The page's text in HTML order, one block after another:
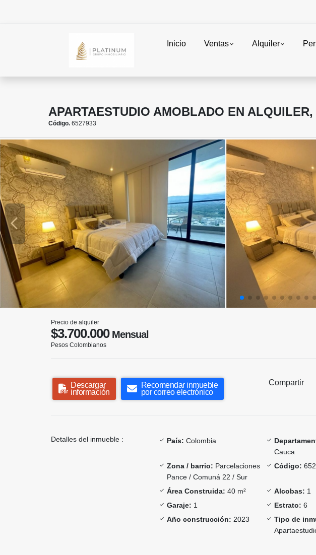
Inicio Ventas Alquiler
APARTAESTUDIO AMOBLADO EN
Código. 6527933
Precio de alquiler
$3.700.000Mensual
Pesos Colombianos
Descargar
información
Recomendar inmueble
por correo electrónico
Compartir
Detalles del inmueble : País: Colombia
Cauca
Zona / barrio: Parcelaciones
Pance / Comuná 22 / Sur
Código:
Área Construida: 40 m² Alcobas: 1
Garaje: 1 Estrato: 6
Año construcción: 2023
Tipo de